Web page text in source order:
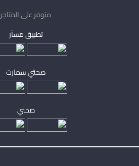
متوفر على المتاجر
تطبيق مساْر
صحتي سمارت
صحتي